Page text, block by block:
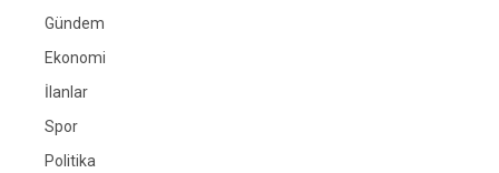
Gündem
Ekonomi
İlanlar
Spor
Politika